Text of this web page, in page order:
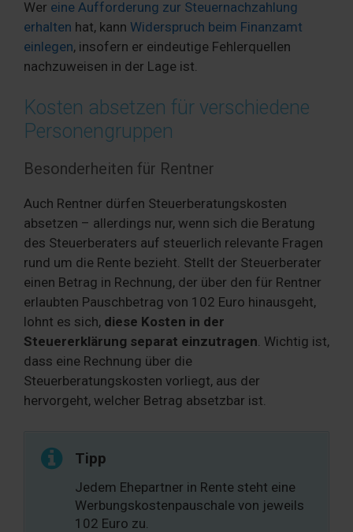
Wer eine Aufforderung zur Steuernachzahlung
erhalten hat, kann Widerspruch beim Finanzamt
einlegen, insofern er eindeutige Fehlerquellen
nachzuweisen in der Lage ist.
Kosten absetzen für verschiedene
Personengruppen
Besonderheiten für Rentner
Auch Rentner dürfen Steuerberatungskosten
absetzen – allerdings nur, wenn sich die Beratung
des Steuerberaters auf steuerlich relevante Fragen
rund um die Rente bezieht. Stellt der Steuerberater
einen Betrag in Rechnung, der über den für Rentner
erlaubten Pauschbetrag von 102 Euro hinausgeht,
lohnt es sich, diese Kosten in der
Steuererklärung separat einzutragen. Wichtig ist,
dass eine Rechnung über die
Steuerberatungskosten vorliegt, aus der
hervorgeht, welcher Betrag absetzbar ist.
Tipp
Jedem Ehepartner in Rente steht eine
Werbungskostenpauschale von jeweils
102 Euro zu.